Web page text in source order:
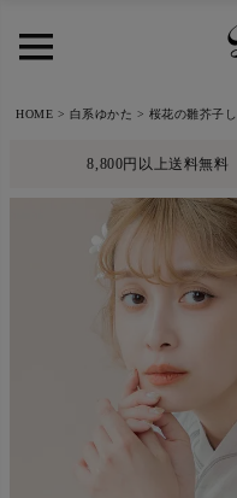
HOME 白系ゆかた 桜花の雛芥子
8,800円以上送料無料